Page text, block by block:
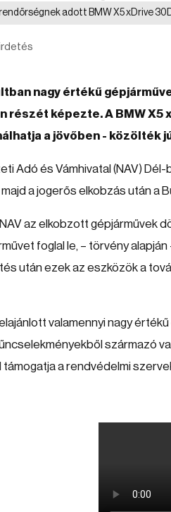
adott BMW X5 xDrive
nagy értékű
részét képezte. A BMW
a jövőben - közölték
Adó és Vámhivatal (NAV)
a jogerős elkobzás után a
NAV az elkobzott gépjárművek
foglal le, – törvény
után ezek az eszközök a
valamennyi nagy
származó
a rendvédelmi